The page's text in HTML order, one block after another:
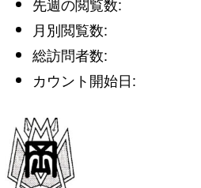
月別閲覧数:
総訪問者数:
カウント開始日: